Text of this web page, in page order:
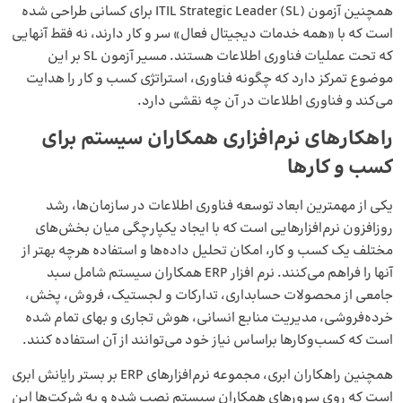
همچنین آزمون ITIL Strategic Leader (SL) برای کسانی طراحی شده
است که با «همه خدمات دیجیتال فعال» سر و کار دارند، نه فقط آنهایی
که تحت عملیات فناوری اطلاعات هستند. مسیر آزمون SL بر این
موضوع تمرکز دارد که چگونه فناوری، استراتژی کسب و کار را هدایت
می‌کند و فناوری اطلاعات در آن چه نقشی دارد.
راهکارهای نرم‌افزاری همکاران سیستم برای
کسب و کارها
یکی از مهمترین ابعاد توسعه فناوری اطلاعات در سازمان‌ها، رشد
روزافزون نرم‌افزارهایی است که با ایجاد یکپارچگی میان بخش‌های
مختلف یک کسب و کار، امکان تحلیل داده‌ها و استفاده هرچه بهتر از
آنها را فراهم می‌کنند. نرم افزار ERP
همکاران سیستم شامل سبد
جامعی از محصولات حسابداری، تدارکات و لجستیک، فروش، پخش،
خرده‌فروشی، مدیریت منابع انسانی، هوش تجاری و بهای تمام شده
است که کسب‌وکارها براساس نیاز خود می‌توانند از آن استفاده کنند.
همچنین راهکاران ابری، مجموعه نرم‌افزارهای ERP بر بستر رایانش ابری
است که ‌روی سرورهای همکاران سیستم نصب شده و به شرکت‌ها این